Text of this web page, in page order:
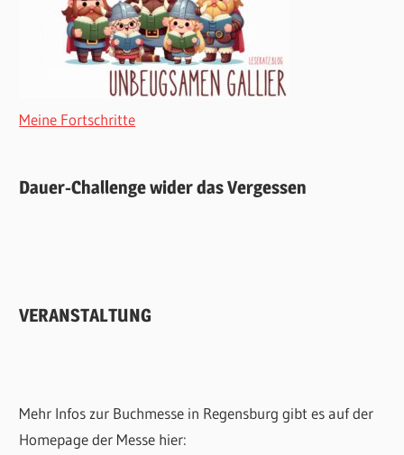
Meine Fortschritte
Dauer-Challenge wider das Vergessen
VERANSTALTUNG
Mehr Infos zur Buchmesse in Regensburg gibt es auf der
Homepage der Messe hier: